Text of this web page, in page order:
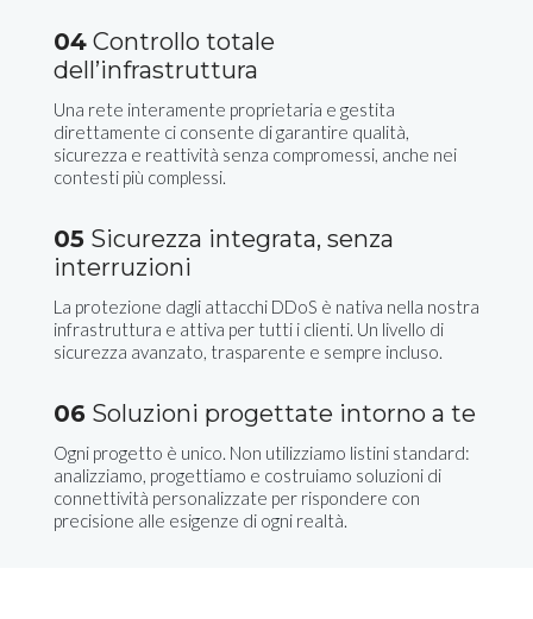
04 Controllo totale
dell’infrastruttura
Una rete interamente proprietaria e gestita
direttamente ci consente di garantire qualità,
sicurezza e reattività senza compromessi, anche nei
contesti più complessi.
05 Sicurezza integrata, senza
interruzioni
La protezione dagli attacchi DDoS è nativa nella nostra
infrastruttura e attiva per tutti i clienti. Un livello di
sicurezza avanzato, trasparente e sempre incluso.
06 Soluzioni progettate intorno a te
Ogni progetto è unico. Non utilizziamo listini standard:
analizziamo, progettiamo e costruiamo soluzioni di
connettività personalizzate per rispondere con
precisione alle esigenze di ogni realtà.